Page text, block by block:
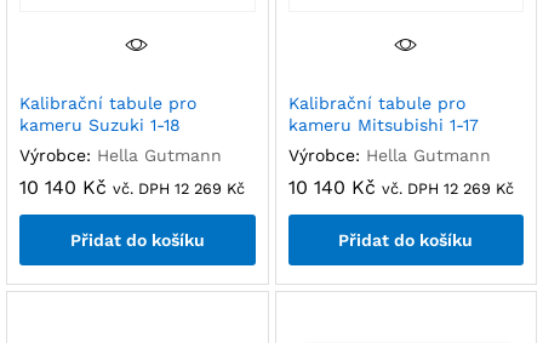
Kalibrační tabule pro
kameru Suzuki 1-18
Výrobce: Hella Gutmann
10 140 Kč vč. DPH 12 269 Kč
Přidat do košíku
Kalibrační tabule pro
kameru Mitsubishi 1-17
Výrobce: Hella Gutmann
10 140 Kč vč. DPH 12 269 Kč
Přidat do košíku